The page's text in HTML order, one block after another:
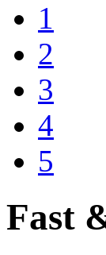
1
2
3
4
5
Fast